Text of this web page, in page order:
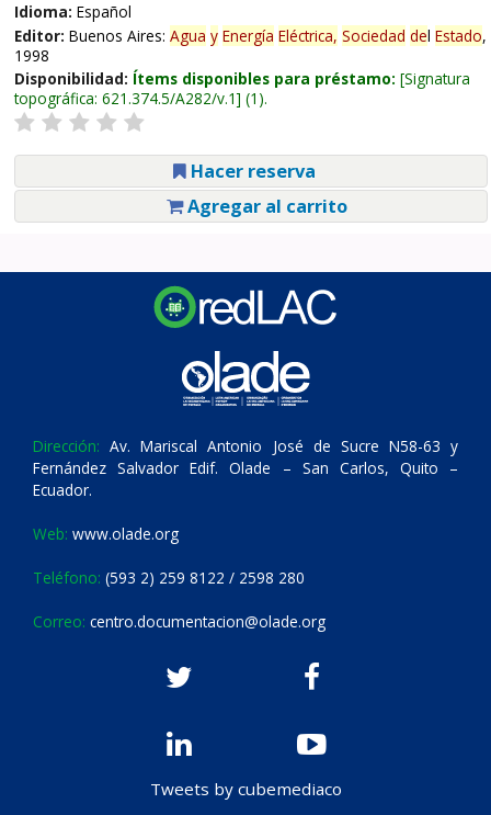
Idioma: Español
Editor: Buenos Aires: Agua y Energía Eléctrica, Sociedad del Estado,
1998
Disponibilidad: Ítems disponibles para préstamo: Signatura
topográfica: 621.374.5/A282/v.1 (1).
Hacer reserva
Agregar al carrito
Dirección: Av. Mariscal Antonio José de Sucre N58-63 y
Fernández Salvador Edif. Olade – San Carlos, Quito –
Ecuador.
Web: www.olade.org
Teléfono: (593 2) 259 8122 / 2598 280
Correo: centro.documentacion@olade.org
Tweets by cubemediaco